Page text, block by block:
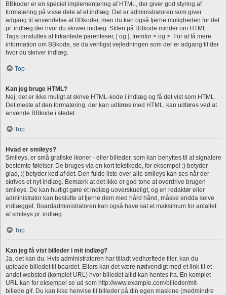
BBkoder er en speciel implementering af HTML, der giver god styring af
formatering på visse dele af et indlæg. Det er administratoren som giver
adgang til anvendelse af BBkoder, men du kan også fjerne muligheden for det
pr. indlæg der hvor du skriver indlæg. Stilen på BBkode minder om HTML.
Tags omsluttes af firkantede parenteser, [ og ], fremfor < og >. For at få mere
information om BBkode, se da venligst vejledningen som der er adgang til der
hvor du skriver indlæg.
Top
Kan jeg bruge HTML?
Nej, det er ikke muligt at skrive HTML-kode i indlæg og få det vist som HTML.
Det meste af den formatering, der kan udføres med HTML, kan udføres ved at
anvende BBkode i stedet.
Top
Hvad er smileys?
Smileys, er små grafiske ikoner - eller billeder, som kan benyttes til at signalere
bestemte følelser. De bruges via en kort tekstkode, for eksempel :) betyder
glad, :( betyder ked af det. Den fulde liste over alle smileys kan ses når der
skrives et nyt indlæg. Bemærk at det ikke er god tone at overdrive brugen
smileys. De kan hurtigt gøre et indlæg uoverskueligt, og en redaktør eller
administrator kan beslutte at fjerne dem med hård hånd, måske endda selve
indlægget. Boardadministratoren kan også have sat et maksimum for antallet
af smileys pr. indlæg.
Top
Kan jeg få vist billeder i mit indlæg?
Ja, det kan du. Hvis administratoren har tilladt vedhæftede filer, kan du
uploade billedet til boardet. Ellers kan det være nødvendigt med et link til et
andet websted (komplet URL) hvor billedet altid kan hentes fra. En komplet
URL kan for eksempel se ud som http://www.example.com/billeder/mit-
billede.gif. Du kan ikke henvise til billeder på din egen maskine (medmindre